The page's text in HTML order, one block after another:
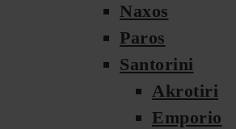
Naxos
Paros
Santorini
Akrotiri
Emporio